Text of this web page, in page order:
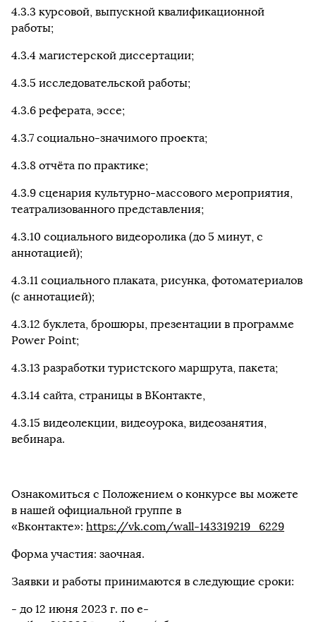
4.3.3 курсовой, выпускной квалификационной
работы;
4.3.4 магистерской диссертации;
4.3.5 исследовательской работы;
4.3.6 реферата, эссе;
4.3.7 социально-значимого проекта;
4.3.8 отчёта по практике;
4.3.9 сценария культурно-массового мероприятия,
театрализованного представления;
4.3.10 социального видеоролика (до 5 минут, с
аннотацией);
4.3.11 социального плаката, рисунка, фотоматериалов
(с аннотацией);
4.3.12 буклета, брошюры, презентации в программе
Power Point;
4.3.13 разработки туристского маршрута, пакета;
4.3.14 сайта, страницы в ВКонтакте,
4.3.15 видеолекции, видеоурока, видеозанятия,
вебинара.
Ознакомиться с Положением о конкурсе вы можете
в нашей официальной группе в
«Вконтакте»: https://vk.com/wall-143319219_6229
Форма участия: заочная.
Заявки и работы принимаются в следующие сроки:
- до 12 июня 2023 г. по e-